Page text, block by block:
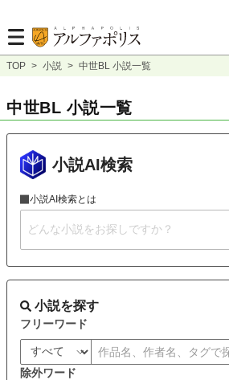
TOP > 小説 > 中世BL 小説一覧
中世BL 小説一覧
小説AI検索
小説AI検索とは
小説を探す
フリーワード
除外ワード